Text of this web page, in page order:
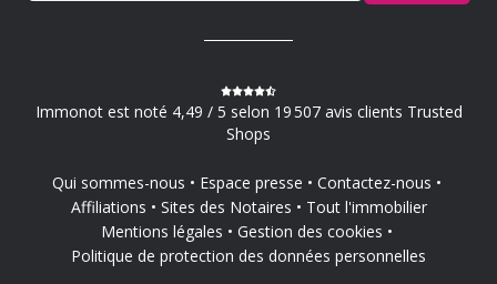
Immonot est noté 4,49 / 5 selon 19 507 avis clients Trusted
Shops
Qui sommes-nous Espace presse
Contactez-nous
Affiliations
Sites des Notaires
Tout l'immobilier
Mentions légales
Gestion des cookies
Politique de protection des données personnelles